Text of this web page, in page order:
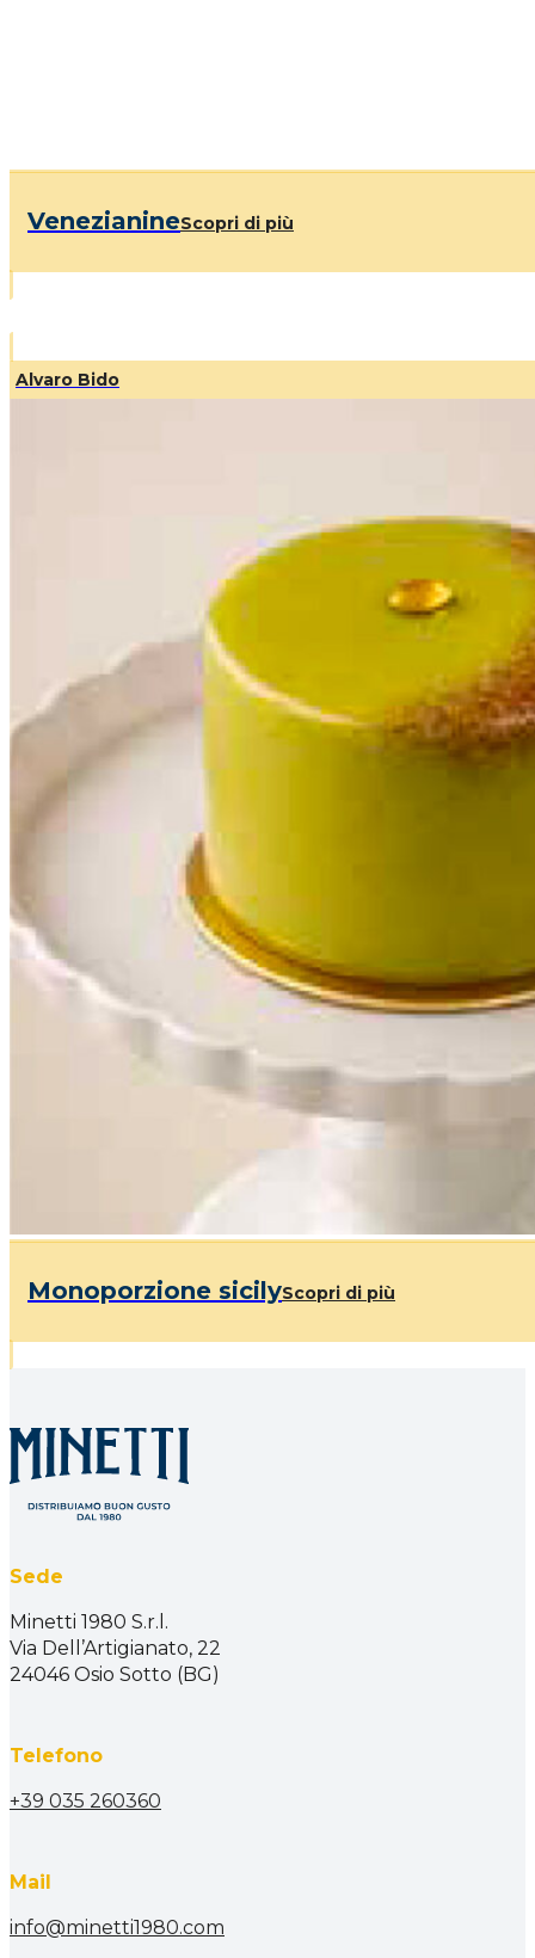
VenezianineScopri di più
Alvaro Bido
Monoporzione sicilyScopri di più
Sede
Minetti 1980 S.r.l.
Via Dell’Artigianato, 22
24046 Osio Sotto (BG)
Telefono
+39 035 260360
Mail
info@minetti1980.com